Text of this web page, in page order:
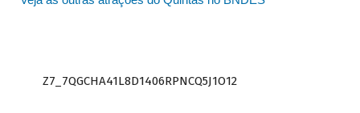
Z7_7QGCHA41L8D1406RPNCQ5J1O12